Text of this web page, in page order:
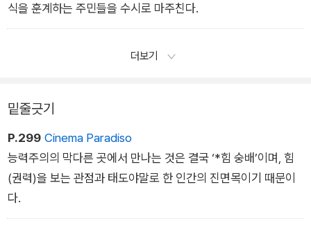
식을 훈계하는 주민들을 수시로 마주친다.
더보기
밑줄긋기
P.299 Cinema Paradiso
능력주의의 막다른 곳에서 만나는 것은 결국 ‘*힘 숭배’이며, 힘
(권력)을 보는 관점과 태도야말로 한 인간의 진면목이기 때문이
다.